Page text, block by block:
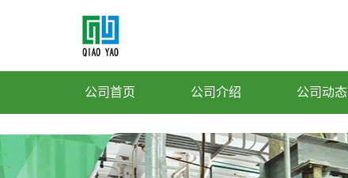
公司首页 公司介绍 公司动态